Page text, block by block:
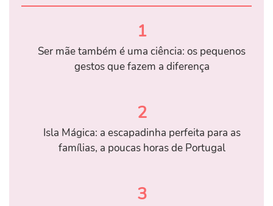
1
Ser mãe também é uma ciência: os pequenos
gestos que fazem a diferença
2
Isla Mágica: a escapadinha perfeita para as
famílias, a poucas horas de Portugal
3